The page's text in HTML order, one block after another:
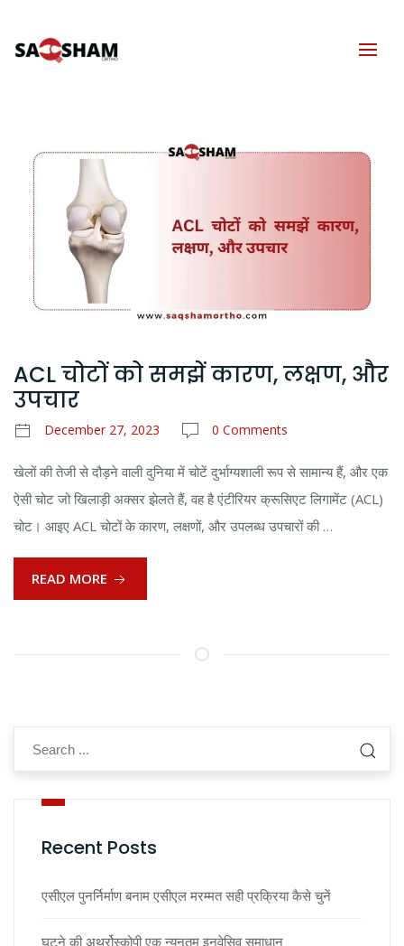
ACL चोटों को समझें कारण, लक्षण, और
उपचार
December 27, 2023 0 Comments
खेलों की तेजी से दौड़ने वाली दुनिया में चोटें दुर्भाग्यशाली रूप से सामान्य हैं, और एक
ऐसी चोट जो खिलाड़ी अक्सर झेलते हैं, वह है एंटीरियर क्रूसिएट लिगामेंट (ACL)
चोट। आइए ACL चोटों के कारण, लक्षणों, और उपलब्ध उपचारों की …
READ MORE
Recent Posts
एसीएल पुनर्निर्माण बनाम एसीएल मरम्मत सही प्रक्रिया कैसे चुनें
घुटने की अर्थ्रोस्कोपी एक न्यूनतम इनवेसिव समाधान